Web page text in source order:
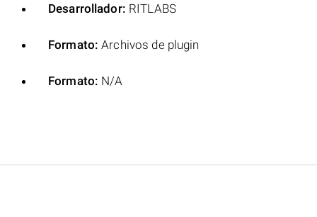
Desarrollador: RITLABS
Formato: Archivos de plugin
Formato: N/A